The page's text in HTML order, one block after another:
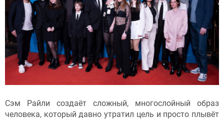
Сэм Райли создаёт сложный, многослойный образ
человека, который давно утратил цель и просто плывёт